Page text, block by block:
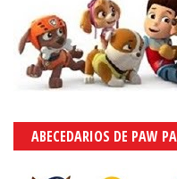
ABECEDARIOS DE PAW